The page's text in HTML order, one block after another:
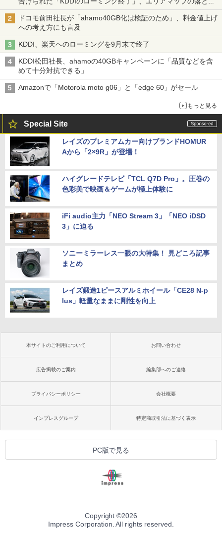
穴と楽天モバイルの課題
ドコモ前田社長が「ahamo40GB化は検証のため」、料金値上げ
への考え方にも言及
KDDI、楽天へのローミングを9月末で終了
KDDI松田社長、ahamoの40GBキャンペーンに「品質などを含
めて十分対抗できる」
Amazonで「Motorola moto g06」と「edge 60」がセール
もっと見る
Special Site
レイズのプレミアムカー向けブランドHOMUR
Aから「2×9R」が登場！
ハイグレードテレビ「TCL Q7D Pro」。圧巻の
色彩美で映画＆ゲームが極上体験に
iFi audio主力「NEO Stream 3」「NEO iDSD
3」に迫る
ソニーミラーレス一眼の大特集！ 見どころ記事
まとめ
レイズ鍛造1ピースアルミホイール「CE28 N-p
lus」軽量なままに剛性を向上
本サイトのご利用について お問い合わせ
広告掲載のご案内 編集部へのご連絡
プライバシーポリシー 会社概要
インプレスグループ 特定商取引法に基づく表示
PC版で見る
Copyright ©2026
Impress Corporation. All rights reserved.